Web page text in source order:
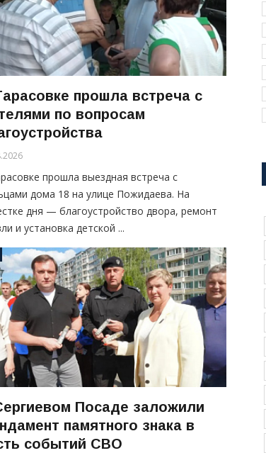
прошла встреча с
по вопросам
прошла выездная встреча с
дома 18 на улице Пожидаева. На
дня — благоустройство двора, ремонт
и установка детской ...
Посаде заложили
памятного знака в
событий СВО